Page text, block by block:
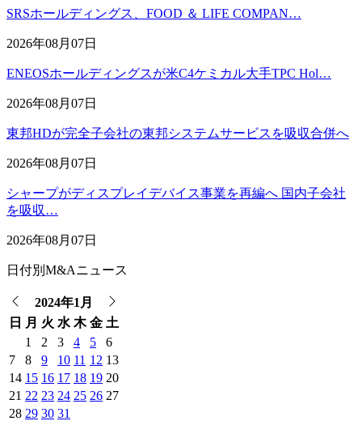
SRSホールディングス、FOOD ＆ LIFE COMPAN…
2026年08月07日
ENEOSホールディングスが米C4ケミカル大手TPC Hol…
2026年08月07日
東邦HDが完全子会社の東邦システムサービスを吸収合併へ
2026年08月07日
シャープがディスプレイデバイス事業を再編へ 国内子会社
を吸収…
2026年08月07日
日付別M&Aニュース
2024年1月
日
月 火 水 木 金 土
1
2 3 4 5
6
7
8 9 10 11 12 13
14 15 16 17 18 19 20
21 22 23 24 25 26 27
28 29 30 31